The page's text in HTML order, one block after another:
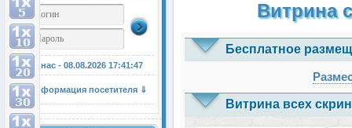
У нас - 08.08.2026 17:41:47
Информация посетителя ⇓
Витрина
Бесплатное
Витрина всех